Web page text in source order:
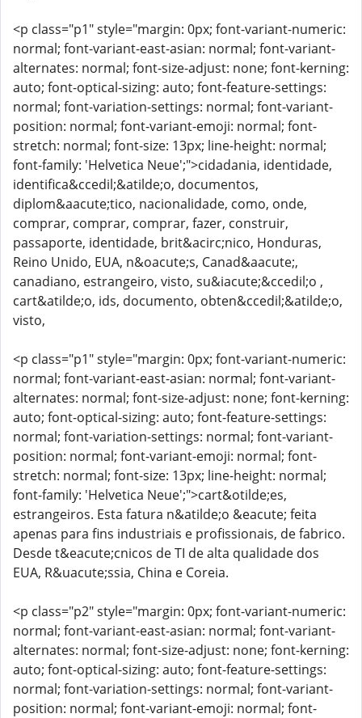
<p class="p1" style="margin: 0px; font-variant-numeric:
normal; font-variant-east-asian: normal; font-variant-
alternates: normal; font-size-adjust: none; font-kerning:
auto; font-optical-sizing: auto; font-feature-settings:
normal; font-variation-settings: normal; font-variant-
position: normal; font-variant-emoji: normal; font-
stretch: normal; font-size: 13px; line-height: normal;
font-family: 'Helvetica Neue';">cidadania, identidade,
identifica&ccedil;&atilde;o, documentos,
diplom&aacute;tico, nacionalidade, como, onde,
comprar, comprar, comprar, fazer, construir,
passaporte, identidade, brit&acirc;nico, Honduras,
Reino Unido, EUA, n&oacute;s, Canad&aacute;,
canadiano, estrangeiro, visto, su&iacute;&ccedil;o ,
cart&atilde;o, ids, documento, obten&ccedil;&atilde;o,
visto,
<p class="p1" style="margin: 0px; font-variant-numeric:
normal; font-variant-east-asian: normal; font-variant-
alternates: normal; font-size-adjust: none; font-kerning:
auto; font-optical-sizing: auto; font-feature-settings:
normal; font-variation-settings: normal; font-variant-
position: normal; font-variant-emoji: normal; font-
stretch: normal; font-size: 13px; line-height: normal;
font-family: 'Helvetica Neue';">cart&otilde;es,
estrangeiros. Esta fatura n&atilde;o &eacute; feita
apenas para fins industriais e profissionais, de fabrico.
Desde t&eacute;cnicos de TI de alta qualidade dos
EUA, R&uacute;ssia, China e Coreia.
<p class="p2" style="margin: 0px; font-variant-numeric:
normal; font-variant-east-asian: normal; font-variant-
alternates: normal; font-size-adjust: none; font-kerning:
auto; font-optical-sizing: auto; font-feature-settings:
normal; font-variation-settings: normal; font-variant-
position: normal; font-variant-emoji: normal; font-